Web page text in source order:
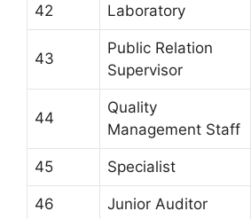
42 Laboratory
43
Public Relation
Supervisor
44
Quality
Management Staff
45 Specialist
46 Junior Auditor